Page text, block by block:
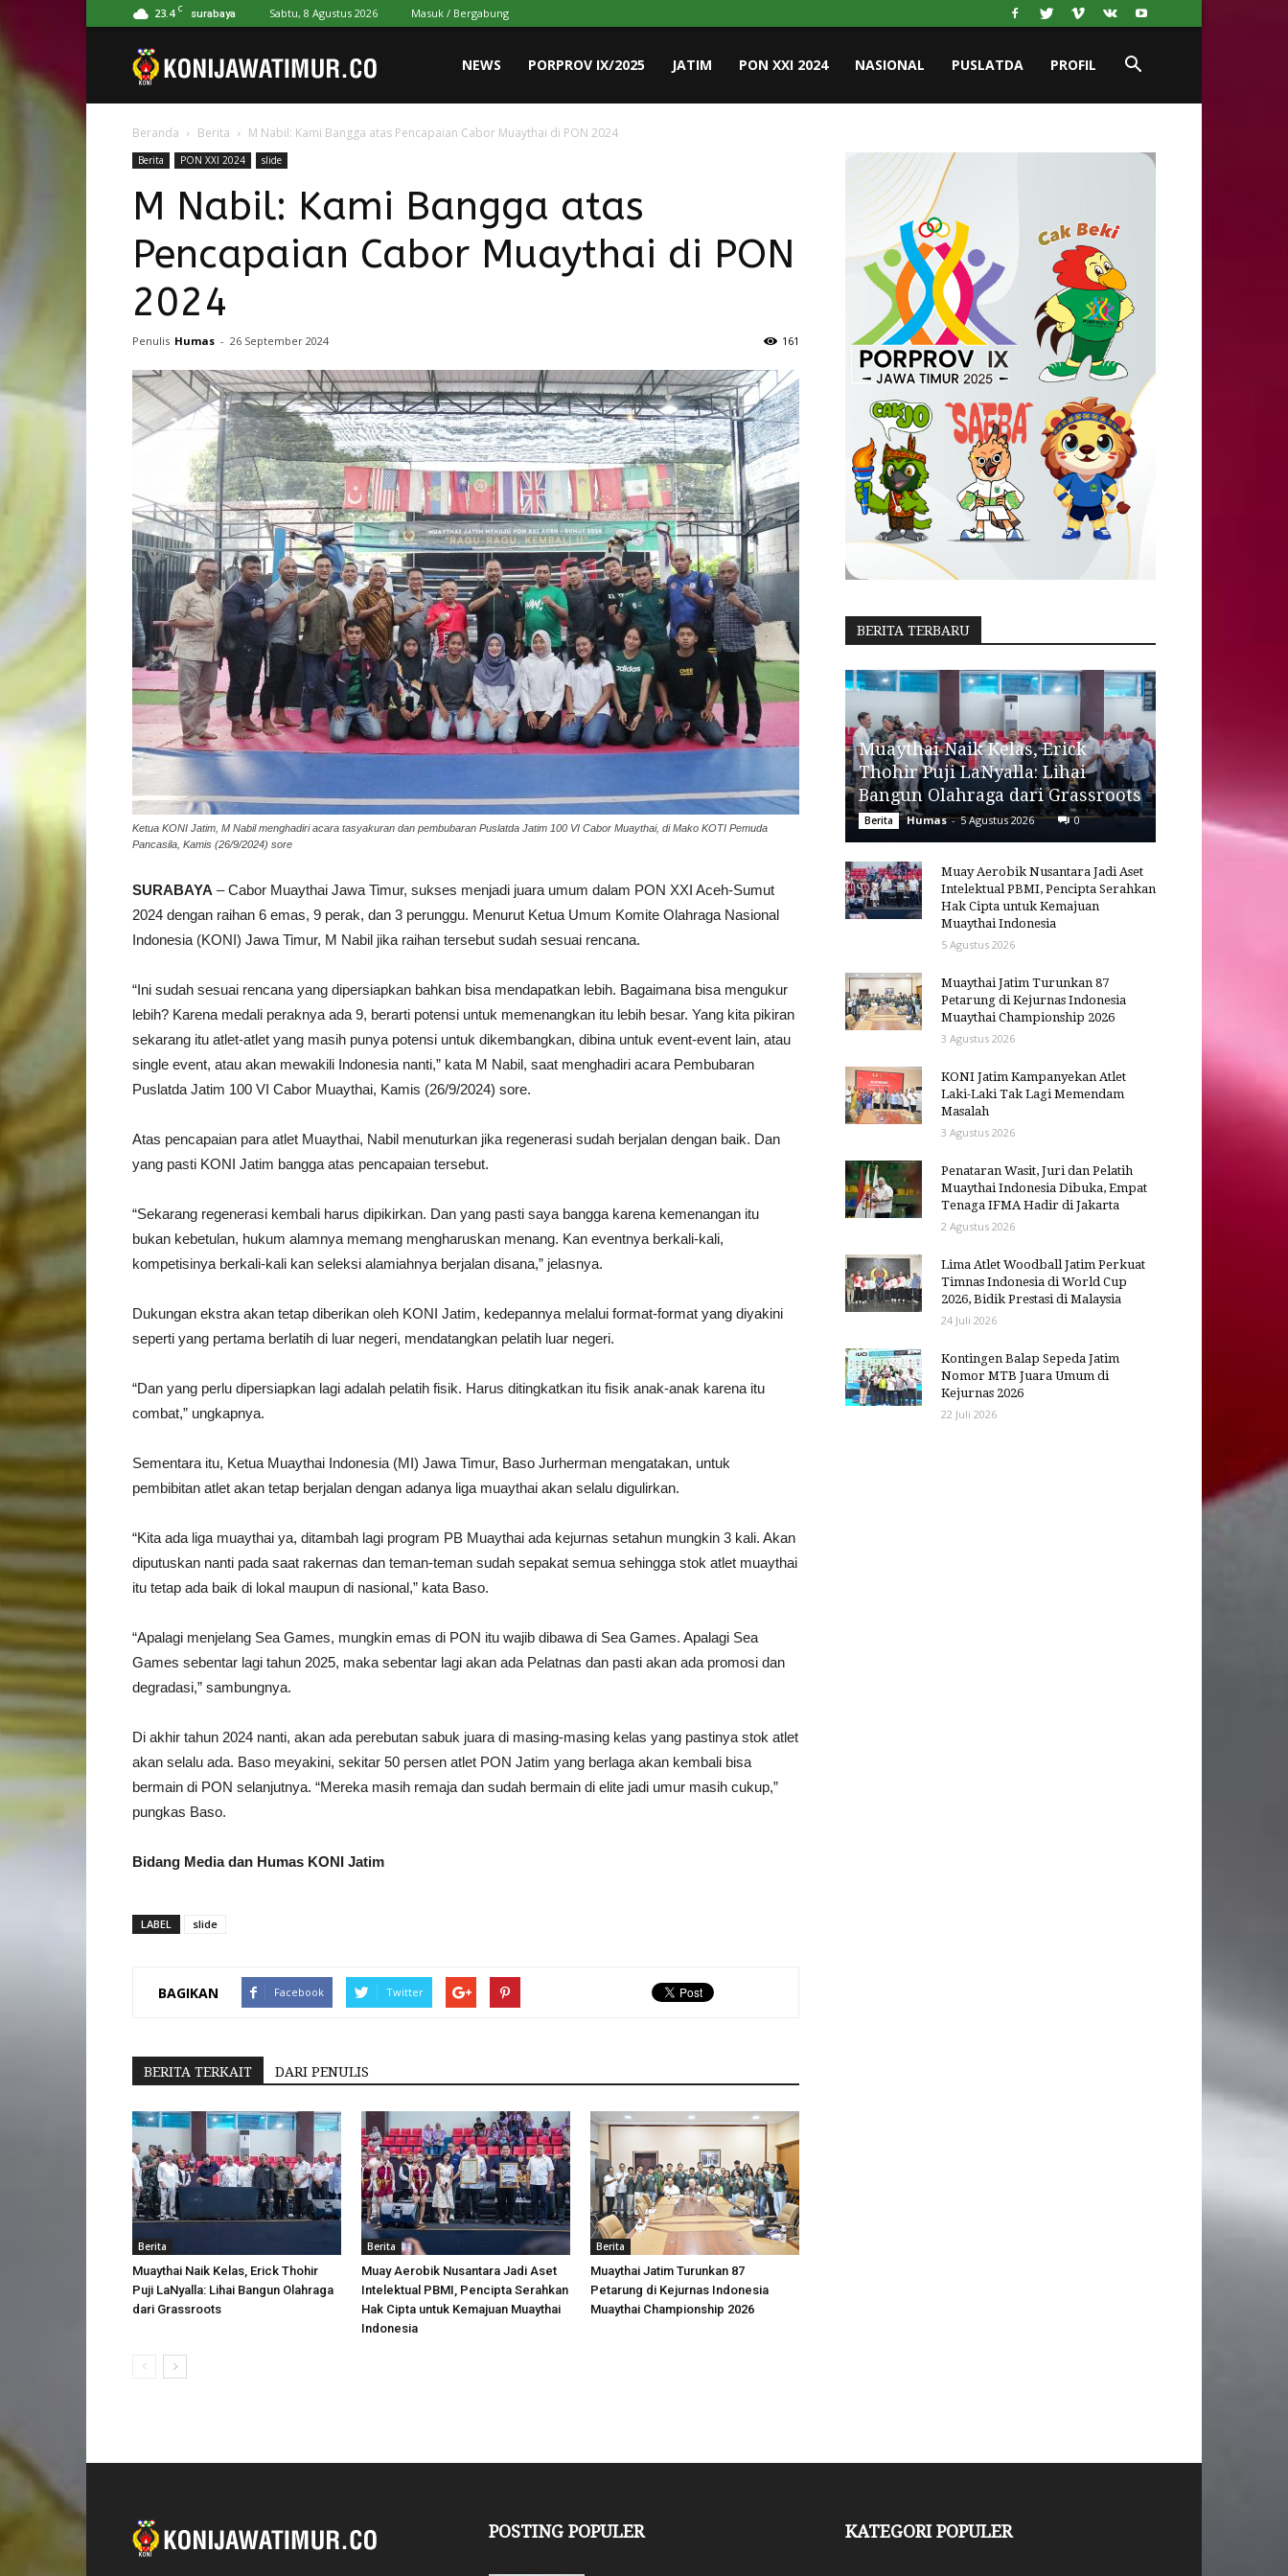
23.4 C surabaya Sabtu, 8 Agustus 2026 Masuk / Bergabung
Jawa
Timur
NEWS PORPROV IX/2025 JATIM PON XXI 2024 NASIONAL PUSLATDA PROFIL
Beranda Berita M Nabil: Kami Bangga atas Pencapaian Cabor Muaythai di PON 2024
Berita PON XXI 2024 slide
M Nabil: Kami Bangga atas
Pencapaian Cabor Muaythai di PON
2024
Penulis Humas - 26 September 2024 161
Ketua KONI Jatim, M Nabil menghadiri acara tasyakuran dan pembubaran Puslatda Jatim 100 VI Cabor Muaythai, di Mako KOTI Pemuda
Pancasila, Kamis (26/9/2024) sore
SURABAYA – Cabor Muaythai Jawa Timur, sukses menjadi juara umum dalam PON XXI Aceh-Sumut
2024 dengan raihan 6 emas, 9 perak, dan 3 perunggu. Menurut Ketua Umum Komite Olahraga Nasional
Indonesia (KONI) Jawa Timur, M Nabil jika raihan tersebut sudah sesuai rencana.
“Ini sudah sesuai rencana yang dipersiapkan bahkan bisa mendapatkan lebih. Bagaimana bisa mengukur
lebih? Karena medali peraknya ada 9, berarti potensi untuk memenangkan itu lebih besar. Yang kita pikiran
sekarang itu atlet-atlet yang masih punya potensi untuk dikembangkan, dibina untuk event-event lain, atau
single event, atau akan mewakili Indonesia nanti,” kata M Nabil, saat menghadiri acara Pembubaran
Puslatda Jatim 100 VI Cabor Muaythai, Kamis (26/9/2024) sore.
Atas pencapaian para atlet Muaythai, Nabil menuturkan jika regenerasi sudah berjalan dengan baik. Dan
yang pasti KONI Jatim bangga atas pencapaian tersebut.
“Sekarang regenerasi kembali harus dipikirkan. Dan yang pasti saya bangga karena kemenangan itu
bukan kebetulan, hukum alamnya memang mengharuskan menang. Kan eventnya berkali-kali,
kompetisinya berkali-kali kan seleksi alamiahnya berjalan disana,” jelasnya.
Dukungan ekstra akan tetap diberikan oleh KONI Jatim, kedepannya melalui format-format yang diyakini
seperti yang pertama berlatih di luar negeri, mendatangkan pelatih luar negeri.
“Dan yang perlu dipersiapkan lagi adalah pelatih fisik. Harus ditingkatkan itu fisik anak-anak karena itu
combat,” ungkapnya.
Sementara itu, Ketua Muaythai Indonesia (MI) Jawa Timur, Baso Jurherman mengatakan, untuk
pembibitan atlet akan tetap berjalan dengan adanya liga muaythai akan selalu digulirkan.
“Kita ada liga muaythai ya, ditambah lagi program PB Muaythai ada kejurnas setahun mungkin 3 kali. Akan
diputuskan nanti pada saat rakernas dan teman-teman sudah sepakat semua sehingga stok atlet muaythai
itu tetap ada baik di lokal maupun di nasional,” kata Baso.
“Apalagi menjelang Sea Games, mungkin emas di PON itu wajib dibawa di Sea Games. Apalagi Sea
Games sebentar lagi tahun 2025, maka sebentar lagi akan ada Pelatnas dan pasti akan ada promosi dan
degradasi,” sambungnya.
Di akhir tahun 2024 nanti, akan ada perebutan sabuk juara di masing-masing kelas yang pastinya stok atlet
akan selalu ada. Baso meyakini, sekitar 50 persen atlet PON Jatim yang berlaga akan kembali bisa
bermain di PON selanjutnya. “Mereka masih remaja dan sudah bermain di elite jadi umur masih cukup,”
pungkas Baso.
Bidang Media dan Humas KONI Jatim
LABEL slide
BAGIKAN Facebook Twitter
BERITA TERKAIT DARI PENULIS
Berita
Muaythai Naik Kelas, Erick Thohir
Puji LaNyalla: Lihai Bangun Olahraga
dari Grassroots
Berita
Muay Aerobik Nusantara Jadi Aset
Intelektual PBMI, Pencipta Serahkan
Hak Cipta untuk Kemajuan Muaythai
Indonesia
Berita
Muaythai Jatim Turunkan 87
Petarung di Kejurnas Indonesia
Muaythai Championship 2026
BERITA TERBARU
Muaythai Naik Kelas, Erick
Thohir Puji LaNyalla: Lihai
Bangun Olahraga dari Grassroots
Berita Humas - 5 Agustus 2026 0
Muay Aerobik Nusantara Jadi Aset
Intelektual PBMI, Pencipta Serahkan
Hak Cipta untuk Kemajuan
Muaythai Indonesia
5 Agustus 2026
Muaythai Jatim Turunkan 87
Petarung di Kejurnas Indonesia
Muaythai Championship 2026
3 Agustus 2026
KONI Jatim Kampanyekan Atlet
Laki-Laki Tak Lagi Memendam
Masalah
3 Agustus 2026
Penataran Wasit, Juri dan Pelatih
Muaythai Indonesia Dibuka, Empat
Tenaga IFMA Hadir di Jakarta
2 Agustus 2026
Lima Atlet Woodball Jatim Perkuat
Timnas Indonesia di World Cup
2026, Bidik Prestasi di Malaysia
24 Juli 2026
Kontingen Balap Sepeda Jatim
Nomor MTB Juara Umum di
Kejurnas 2026
22 Juli 2026
POSTING POPULER KATEGORI POPULER